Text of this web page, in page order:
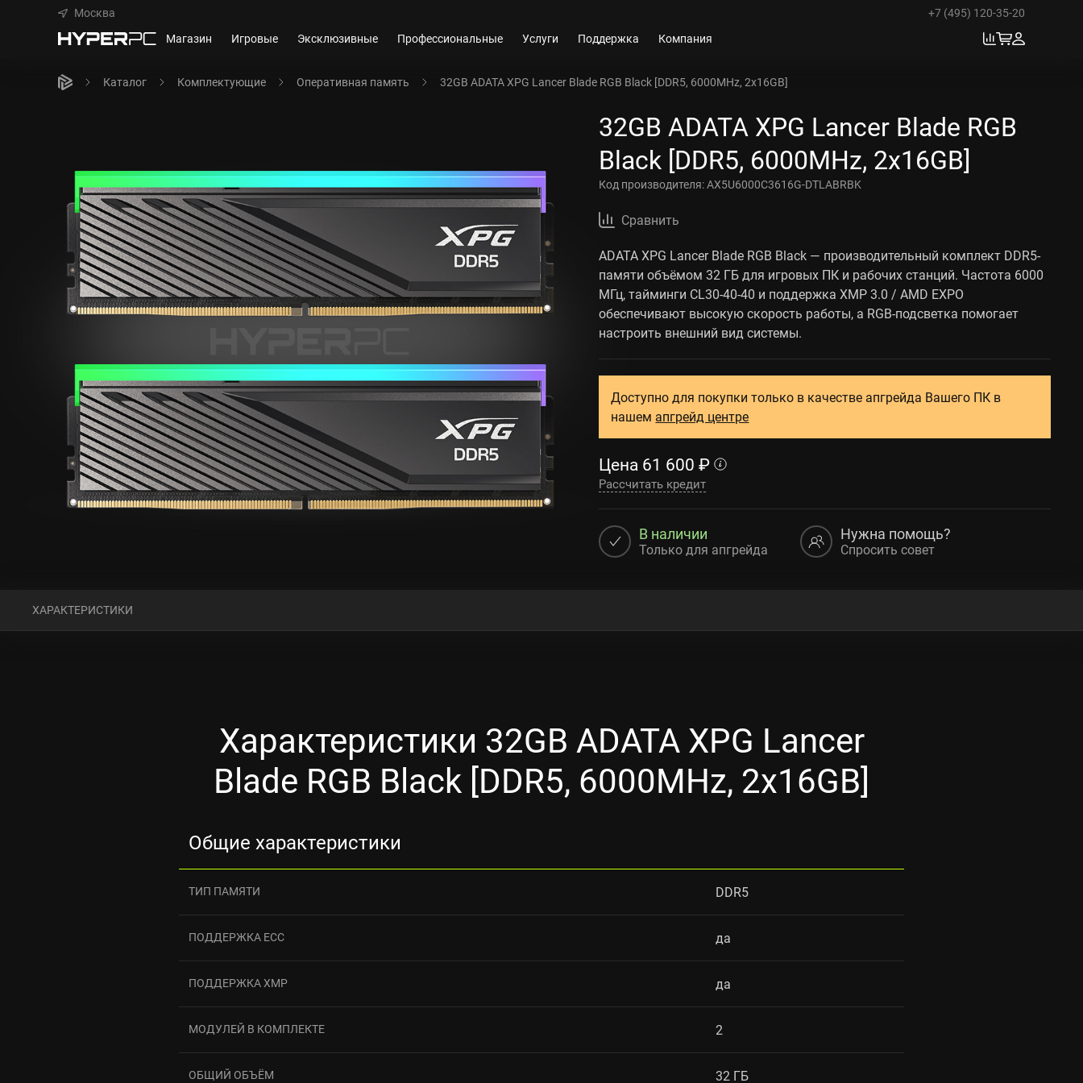
Москва
+7 (495) 120-35-20
Магазин
Игровые Эксклюзивные Профессиональные Услуги Поддержка Компания
Каталог Комплектующие Оперативная память 32GB ADATA XPG Lancer Blade RGB Black [DDR5, 6000MHz, 2x16GB]
32GB ADATA XPG Lancer Blade RGB
Black [DDR5, 6000MHz, 2x16GB]
Код производителя:AX5U6000C3616G-DTLABRBK
Сравнить
ADATA XPG Lancer Blade RGB Black — производительный комплект DDR5-
памяти объёмом 32 ГБ для игровых ПК и рабочих станций. Частота 6000
МГц, тайминги CL30-40-40 и поддержка XMP 3.0 / AMD EXPO
обеспечивают высокую скорость работы, а RGB-подсветка помогает
настроить внешний вид системы.
Доступно для покупки только в качестве апгрейда Вашего ПК в
нашем апгрейд центре
Цена 61 600 ₽
Рассчитать кредит
В наличии
Только для апгрейда
Нужна помощь?
Спросить совет
ХАРАКТЕРИСТИКИ
Характеристики 32GB ADATA XPG Lancer
Blade RGB Black [DDR5, 6000MHz, 2x16GB]
Общие характеристики
ТИП ПАМЯТИ DDR5
ПОДДЕРЖКА ECC да
ПОДДЕРЖКА XMP да
МОДУЛЕЙ В КОМПЛЕКТЕ 2
ОБЩИЙ ОБЪЁМ 32 ГБ